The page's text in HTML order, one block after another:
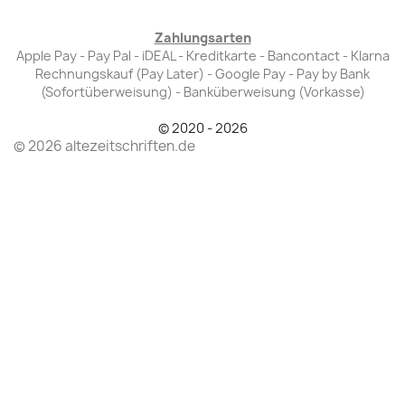
Zahlungsarten
Apple Pay - Pay Pal - iDEAL - Kreditkarte - Bancontact - Klarna
Rechnungskauf (Pay Later) - Google Pay - Pay by Bank
(Sofortüberweisung) - Banküberweisung (Vorkasse)
© 2020 - 2026
© 2026 altezeitschriften.de